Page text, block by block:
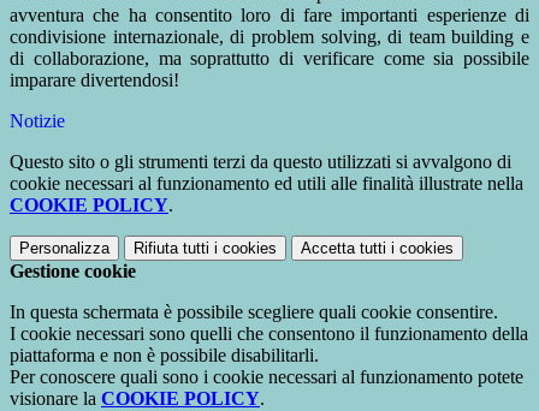
avventura che ha consentito loro di fare importanti esperienze di
condivisione internazionale, di problem solving, di team building e
di collaborazione, ma soprattutto di verificare come sia possibile
imparare divertendosi!
Notizie
Questo sito o gli strumenti terzi da questo utilizzati si avvalgono di
cookie necessari al funzionamento ed utili alle finalità illustrate nella
COOKIE POLICY.
Personalizza Rifiuta tutti i cookies Accetta tutti i cookies
Gestione cookie
In questa schermata è possibile scegliere quali cookie consentire.
I cookie necessari sono quelli che consentono il funzionamento della
piattaforma e non è possibile disabilitarli.
Per conoscere quali sono i cookie necessari al funzionamento potete
visionare la COOKIE POLICY.